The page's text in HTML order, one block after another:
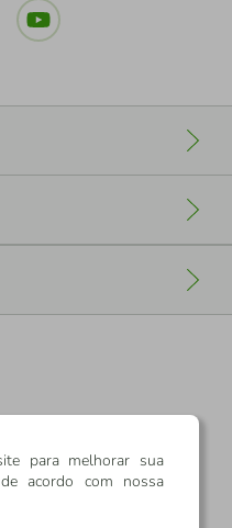
para melhorar sua
acordo com nossa